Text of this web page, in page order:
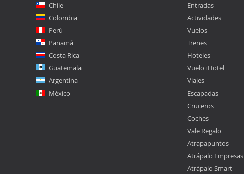
Chile
Colombia
Perú
Panamá
Costa Rica
Guatemala
Argentina
México
Entradas
Actividades
Vuelos
Trenes
Hoteles
Vuelo+Hotel
Viajes
Escapadas
Cruceros
Coches
Vale Regalo
Atrapapuntos
Atrápalo Empresas
Atrápalo Smart